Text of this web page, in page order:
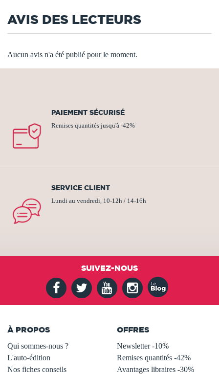
AVIS DES LECTEURS
Aucun avis n'a été publié pour le moment.
PAIEMENT SÉCURISÉ
Remises quantités jusqu'à -42%
SERVICE CLIENT
Lundi au vendredi, 10-12h / 14-16h
SUIVEZ-NOUS
À PROPOS
Qui sommes-nous ?
L'auto-édition
Nos fiches conseils
OFFRES
Newsletter -10%
Remises quantités -42%
Avantages libraires -30%